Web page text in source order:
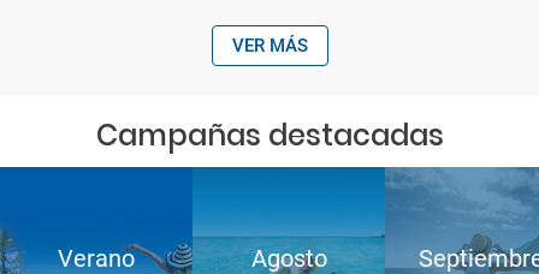
VER MÁS
Campañas destacadas
Verano Agosto